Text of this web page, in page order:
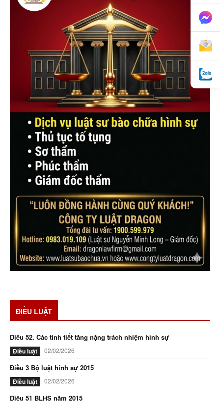
ĐIỀU LUẬT
Điều 52. Các tình tiết tăng nặng trách nhiệm hình sự
Điều luật 02/02/2026
Điều 3 Bộ luật hính sự 2015
Điều luật 02/02/2026
Điều 51 BLHS năm 2015